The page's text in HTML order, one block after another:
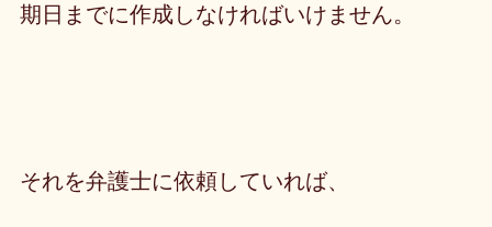
期日までに作成しなければいけません。
それを弁護士に依頼していれば、